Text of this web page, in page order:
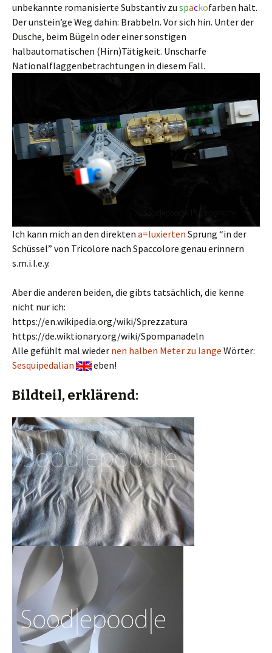
unbekannte romanisierte Substantiv zu spackofarben halt.
Der unstein’ge Weg dahin: Brabbeln. Vor sich hin. Unter der
Dusche, beim Bügeln oder einer sonstigen
halbautomatischen (Hirn)Tätigkeit. Unscharfe
Nationalflaggenbetrachtungen in diesem Fall.
Ich kann mich an den direkten a=luxierten Sprung “in der
Schüssel” von Tricolore nach Spaccolore genau erinnern
s.m.i.l.e.y.
Aber die anderen beiden, die gibts tatsächlich, die kenne
nicht nur ich:
https://en.wikipedia.org/wiki/Sprezzatura
https://de.wiktionary.org/wiki/Spompanadeln
Alle gefühlt mal wieder nen halben Meter zu lange Wörter:
Sesquipedalian
eben!
Bildteil, erklärend: